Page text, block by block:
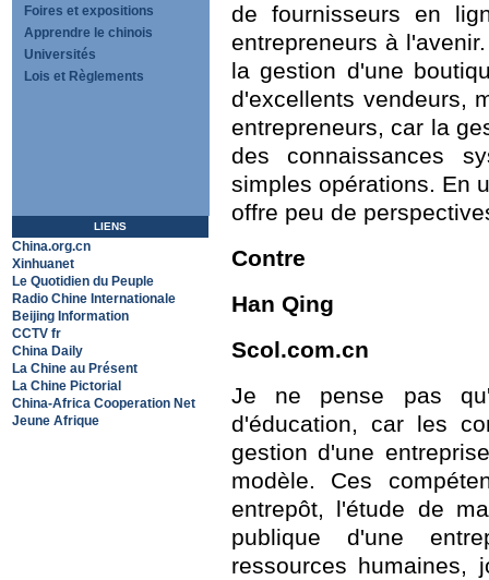
Foires et expositions
Apprendre le chinois
Universités
Lois et Règlements
LIENS
China.org.cn
Xinhuanet
Le Quotidien du Peuple
Radio Chine Internationale
Beijing Information
CCTV fr
China Daily
La Chine au Présent
La Chine Pictorial
China-Africa Cooperation Net
Jeune Afrique
de fournisseurs en
entrepreneurs à
la gestion d'une
d'excellents vendeurs,
entrepreneurs, car la
des connaissances
simples opérations. En
offre peu de
Contre
Han Qing
Scol.com.cn
Je ne pense pas
d'éducation, car les
gestion d'une
modèle. Ces
entrepôt, l'étude de
publique d'une
ressources humaines,